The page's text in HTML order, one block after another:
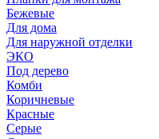
Бежевые
Для дома
Для наружной отделки
ЭКO
Под дерево
Комби
Коричневые
Красные
Серые